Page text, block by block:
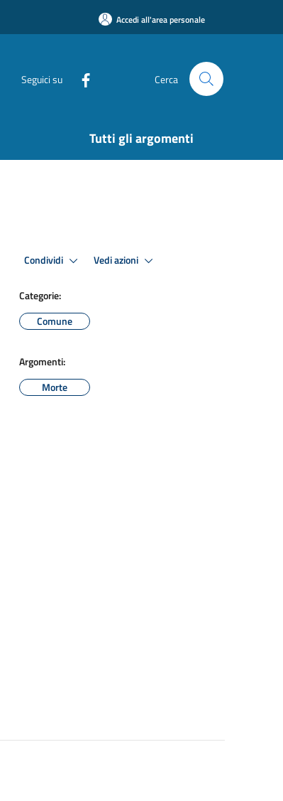
Accedi all'area personale
Seguici su Cerca
Tutti gli argomenti
Condividi Vedi azioni
Categorie:
Comune
Argomenti:
Morte